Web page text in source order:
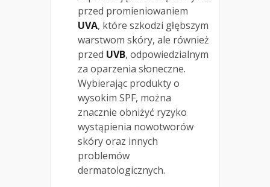
przed promieniowaniem
UVA, które szkodzi głębszym
warstwom skóry, ale również
przed UVB, odpowiedzialnym
za oparzenia słoneczne.
Wybierając produkty o
wysokim SPF, można
znacznie obniżyć ryzyko
wystąpienia nowotworów
skóry oraz innych
problemów
dermatologicznych.